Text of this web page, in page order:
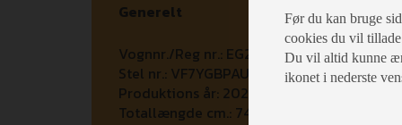
Generelt
Vognnr./Reg nr.: EG21601
Stel nr.: VF7YGBPAU12Y20958
Produktions år: 2024
Totallængde cm.: 743
Før du kan bruge
cookies du vil
Du vil altid kunne
ikonet i nederste